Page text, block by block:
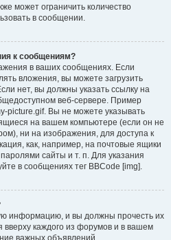
может ограничить количество
в сообщении.
к сообщениям?
в ваших сообщениях. Если
вложения, вы можете загрузить
нет, вы должны указать ссылку на
веб-сервере. Пример
picture.gif. Вы не можете указывать
на вашем компьютере (если он не
ни на изображения, для доступа к
как, например, на почтовые ящики
сайты и т. п. Для указания
в сообщениях тег BBCode [img].
информацию, и вы должны прочесть их
каждого из форумов и в вашем
важных объявлений